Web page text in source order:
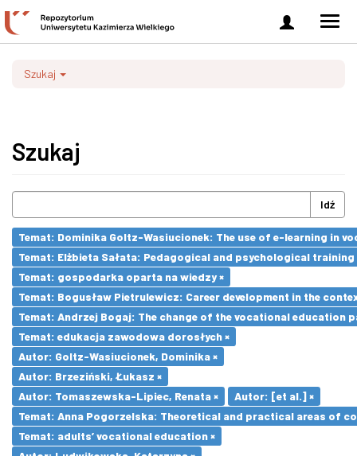
Zaloguj
się
Szukaj
Szukaj
Idź
Temat: Dominika Goltz-Wasiucionek: The use of e-learning in
Temat: Elżbieta Sałata: Pedagogical and psychological
Temat: gospodarka oparta na wiedzy ×
Temat: Bogusław Pietrulewicz: Career development in the
Temat: Andrzej Bogaj: The change of the vocational education
Temat: edukacja zawodowa dorosłych ×
Autor: Goltz-Wasiucionek, Dominika ×
Autor: Brzeziński, Łukasz ×
Autor: Tomaszewska-Lipiec, Renata ×
Autor: [et al.] ×
Temat: Anna Pogorzelska: Theoretical and practical areas of
Temat: adults’ vocational education ×